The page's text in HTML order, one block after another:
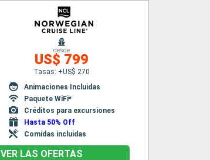
desde
US$ 799
Tasas: +US$ 270
Animaciones Incluidas
Paquete WiFi*
Créditos para excursiones
Hasta 50% Off
Comidas incluidas
VER LAS OFERTAS